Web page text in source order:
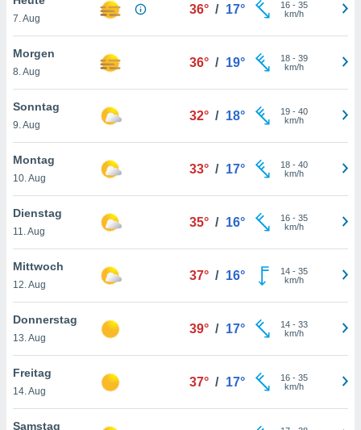
oder
Partner
es uns
das
der
Profil zu
Ihnen
finden
. Sie
jederzeit
Rand
7. Aug
36° / 17° 16- 35
km/h
Morgen
8. Aug
36° / 19° 18- 39
km/h
Sonntag
9. Aug
32° / 18° 19- 40
km/h
Montag
10. Aug
33° / 17° 18- 40
km/h
Dienstag
11. Aug
35° / 16° 16- 35
km/h
Mittwoch
12. Aug
37° / 16° 14- 35
km/h
Donnerstag
13. Aug
39° / 17° 14- 33
km/h
Freitag
14. Aug
37° / 17° 16- 35
km/h
Samstag